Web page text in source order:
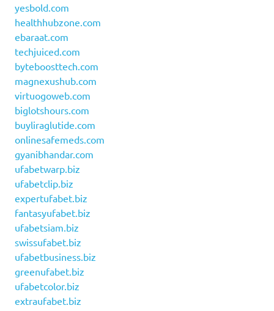
yesbold.com
healthhubzone.com
ebaraat.com
techjuiced.com
byteboosttech.com
magnexushub.com
virtuogoweb.com
biglotshours.com
buyliraglutide.com
onlinesafemeds.com
gyanibhandar.com
ufabetwarp.biz
ufabetclip.biz
expertufabet.biz
fantasyufabet.biz
ufabetsiam.biz
swissufabet.biz
ufabetbusiness.biz
greenufabet.biz
ufabetcolor.biz
extraufabet.biz